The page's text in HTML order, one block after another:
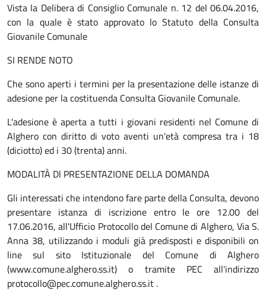
Vista la Delibera di Consiglio Comunale n. 12 del 06.04.2016,
con la quale è stato approvato lo Statuto della Consulta
Giovanile Comunale
SI RENDE NOTO
Che sono aperti i termini per la presentazione delle istanze di
adesione per la costituenda Consulta Giovanile Comunale.
L'adesione è aperta a tutti i giovani residenti nel Comune di
Alghero con diritto di voto aventi un'età compresa tra i 18
(diciotto) ed i 30 (trenta) anni.
MODALITÀ Dl PRESENTAZIONE DELLA DOMANDA
Gli interessati che intendono fare parte della Consulta, devono
presentare istanza di iscrizione entro le ore 12.00 del
17.06.2016, all'Ufficio Protocollo del Comune di Alghero, Via S.
Anna 38, utilizzando i moduli già predisposti e disponibili on
line sul sito Istituzionale del Comune di Alghero
(www.comune.alghero.ss.it) o tramite PEC all'indirizzo
protocollo@pec.comune.alghero.ss.it .